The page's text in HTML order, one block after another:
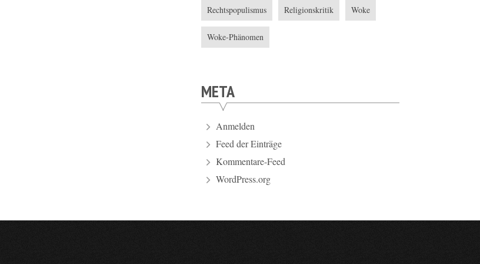
Rechtspopulismus Religionskritik Woke
Woke-Phänomen
META
Anmelden
Feed der Einträge
Kommentare-Feed
WordPress.org